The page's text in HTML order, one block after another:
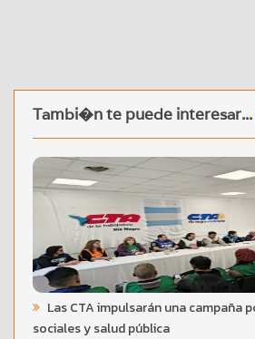
Tambi�n te puede interesar...
Las CTA impulsarán una campaña
sociales y salud pública